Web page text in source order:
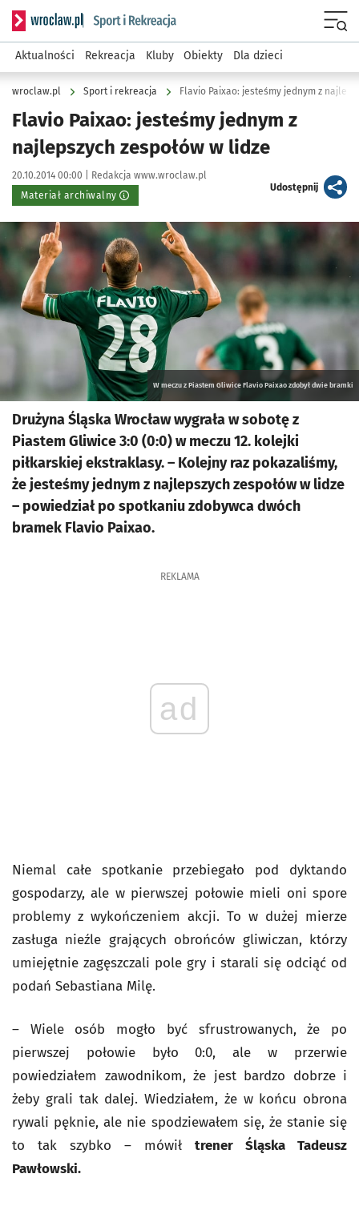
Serwis informacyjny wroclaw.pl podserwis: Sport i rekreacja
Aktualności Rekreacja Kluby Obiekty Dla dzieci
wroclaw.pl Sport i rekreacja Flavio Paixao: jesteśmy jednym z
Flavio Paixao: jesteśmy jednym z
najlepszych zespołów w lidze
Data publikacji:
20.10.2014 00:00 | Autor:
Redakcja www.wroclaw.pl
Materiał archiwalny
Udostępnijartykuł
Kliknij, aby powiększyć
W meczu z Piastem Gliwice Flavio Paixao zdobył dwie bramki
Drużyna Śląska Wrocław wygrała w sobotę z
Piastem Gliwice 3:0 (0:0) w meczu 12. kolejki
piłkarskiej ekstraklasy. – Kolejny raz pokazaliśmy,
że jesteśmy jednym z najlepszych zespołów w lidze
– powiedział po spotkaniu zdobywca dwóch
bramek Flavio Paixao.
REKLAMA
ad
Niemal całe spotkanie przebiegało pod dyktando
gospodarzy, ale w pierwszej połowie mieli oni spore
problemy z wykończeniem akcji. To w dużej mierze
zasługa nieźle grających obrońców gliwiczan, którzy
umiejętnie zagęszczali pole gry i starali się odciąć od
podań Sebastiana Milę.
– Wiele osób mogło być sfrustrowanych, że po
pierwszej połowie było 0:0, ale w przerwie
powiedziałem zawodnikom, że jest bardzo dobrze i
żeby grali tak dalej. Wiedziałem, że w końcu obrona
rywali pęknie, ale nie spodziewałem się, że stanie się
to tak szybko – mówił trener Śląska Tadeusz
Pawłowski.